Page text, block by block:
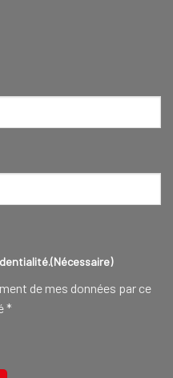
(Nécessaire)
de mes données par ce
*